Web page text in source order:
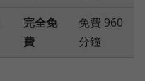
完全免
費
免費 960
分鐘